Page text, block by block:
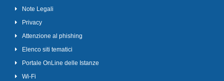
Note Legali
Privacy
Attenzione al phishing
Elenco siti tematici
Portale OnLine delle Istanze
Wi-Fi